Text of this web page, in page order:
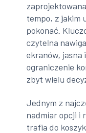
tempo, z jakim
pokonać.
czytelna
ekranów, jasna
ograniczenie
zbyt wielu
Jednym z
nadmiar opcji i
trafia do